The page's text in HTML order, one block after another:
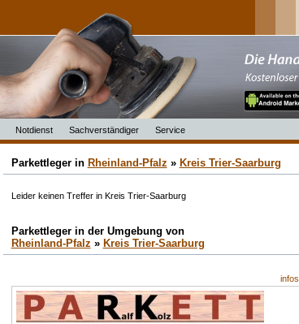
Notdienst Sachverständiger Service
Parkettleger in Rheinland-Pfalz » Kreis Trier-Saarburg
Leider keinen Treffer in Kreis Trier-Saarburg
Parkettleger in der Umgebung von
Rheinland-Pfalz » Kreis Trier-Saarburg
infos